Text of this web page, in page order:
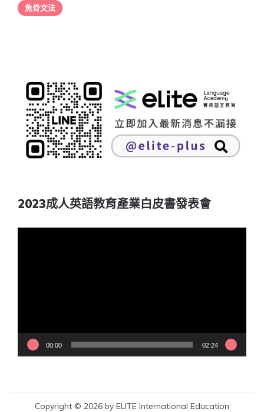
魚骨文法
2023成人英語教育產業白皮書發表會
00:00 02:24
Copyright © 2026 by ELITE International Education